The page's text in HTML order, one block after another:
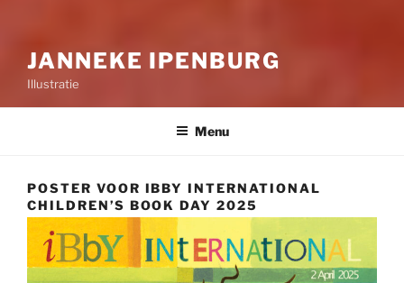
JANNEKE IPENBURG
Illustratie
Menu
POSTER VOOR IBBY INTERNATIONAL
CHILDREN’S BOOK DAY 2025